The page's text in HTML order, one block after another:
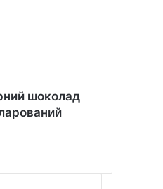
шоколад